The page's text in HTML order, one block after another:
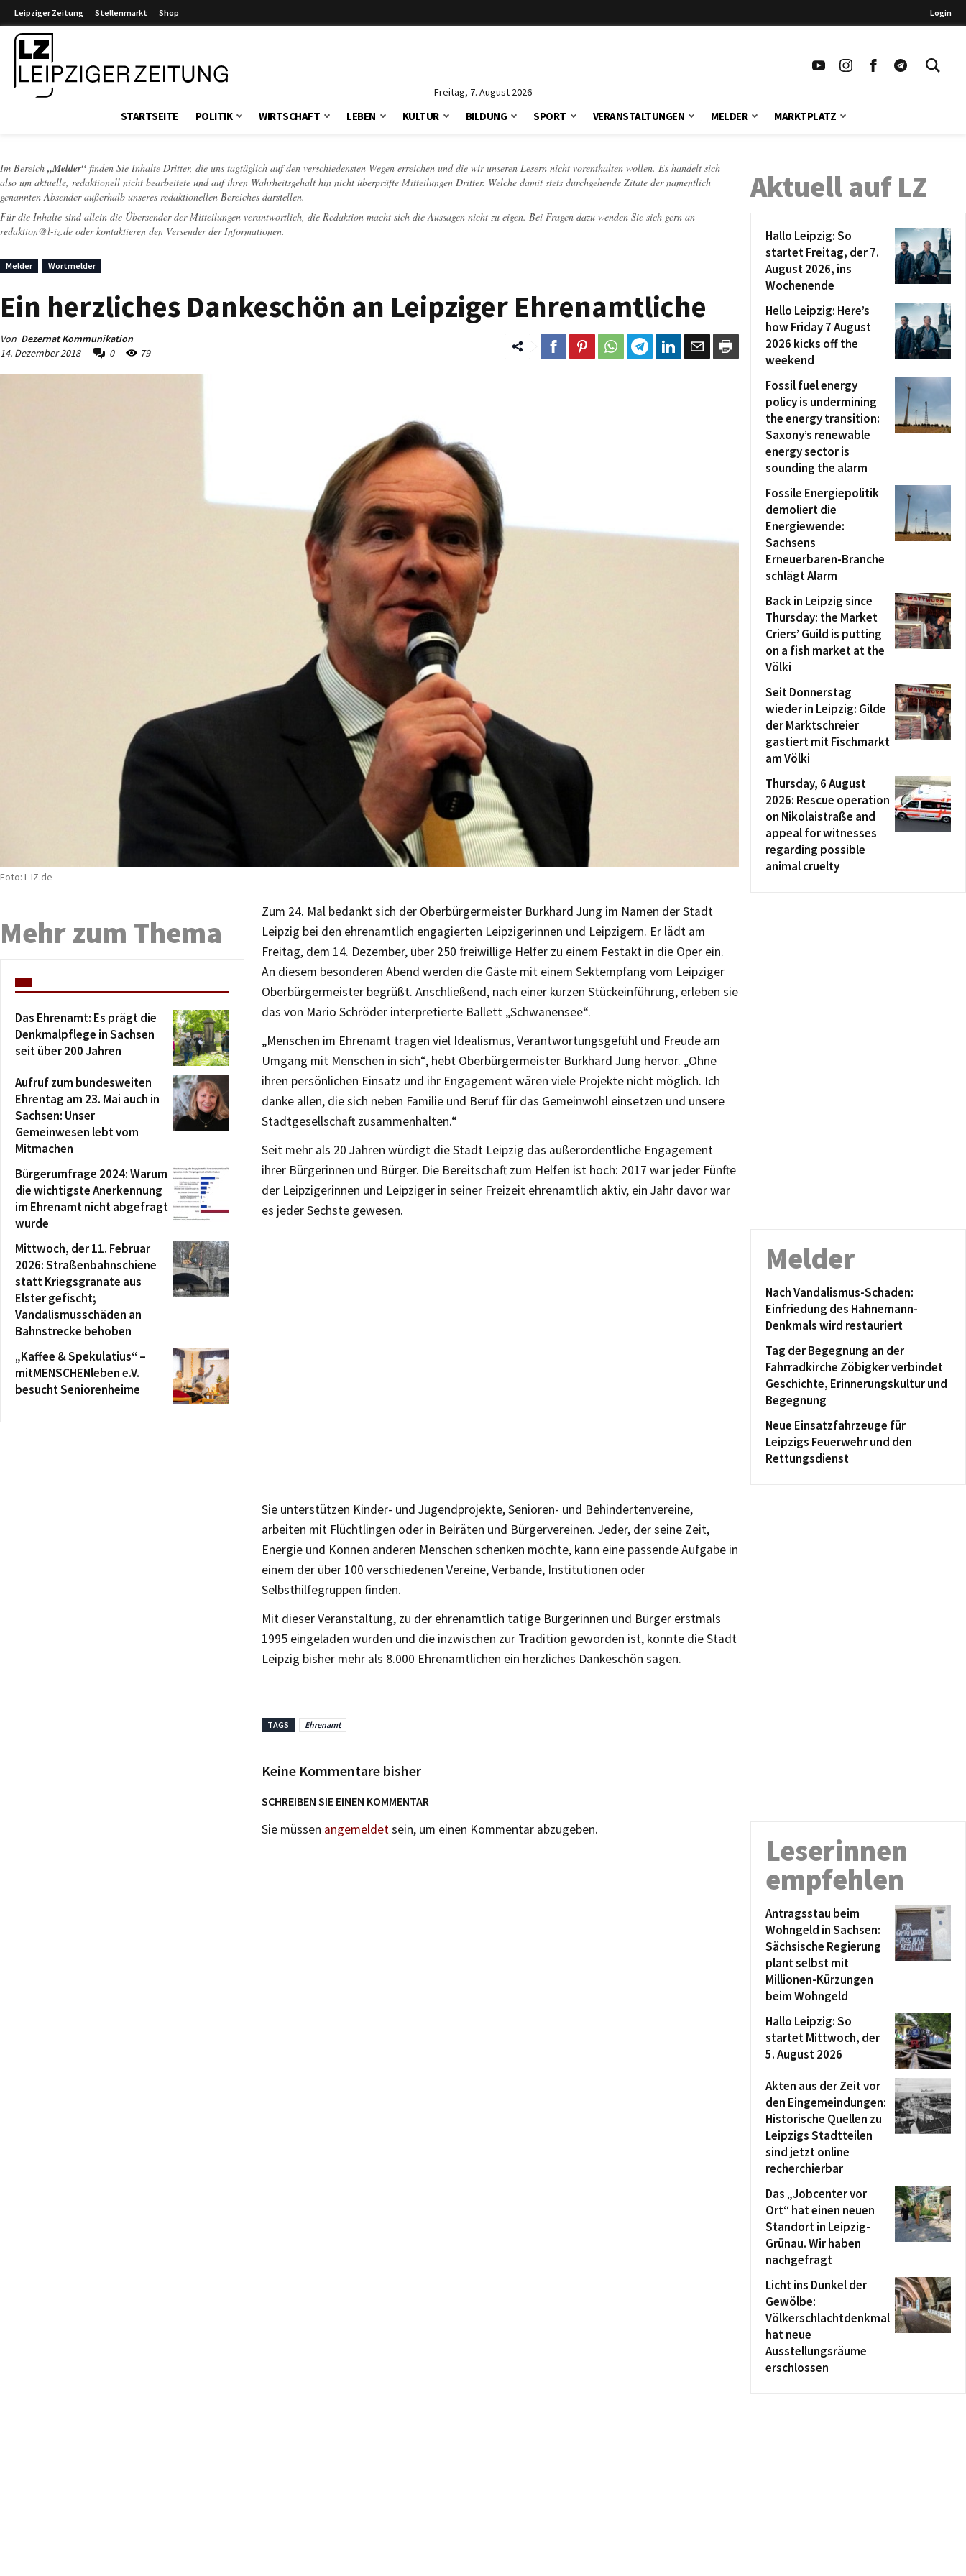
Leipziger Zeitung Stellenmarkt Shop Login
Freitag, 7. August 2026
STARTSEITE POLITIK WIRTSCHAFT LEBEN KULTUR BILDUNG SPORT VERANSTALTUNGEN MELDER MARKTPLATZ
Im Bereich „Melder“ finden Sie Inhalte Dritter, die uns tagtäglich auf den verschiedensten Wegen erreichen und die wir unseren Lesern nicht vorenthalten wollen. Es handelt sich
also um aktuelle, redaktionell nicht bearbeitete und auf ihren Wahrheitsgehalt hin nicht überprüfte Mitteilungen Dritter. Welche damit stets durchgehende Zitate der namentlich
genannten Absender außerhalb unseres redaktionellen Bereiches darstellen.
Für die Inhalte sind allein die Übersender der Mitteilungen verantwortlich, die Redaktion macht sich die Aussagen nicht zu eigen. Bei Fragen dazu wenden Sie sich gern an
redaktion@l-iz.de oder kontaktieren den Versender der Informationen.
Melder Wortmelder
Ein herzliches Dankeschön an Leipziger Ehrenamtliche
Von Dezernat Kommunikation
14. Dezember 2018
0 79
Foto: L-IZ.de
Zum 24. Mal bedankt sich der Oberbürgermeister Burkhard Jung im Namen der Stadt
Leipzig bei den ehrenamtlich engagierten Leipzigerinnen und Leipzigern. Er lädt am
Freitag, dem 14. Dezember, über 250 freiwillige Helfer zu einem Festakt in die Oper ein.
An diesem besonderen Abend werden die Gäste mit einem Sektempfang vom Leipziger
Oberbürgermeister begrüßt. Anschließend, nach einer kurzen Stückeinführung, erleben sie
das von Mario Schröder interpretierte Ballett „Schwanensee“.
„Menschen im Ehrenamt tragen viel Idealismus, Verantwortungsgefühl und Freude am
Umgang mit Menschen in sich“, hebt Oberbürgermeister Burkhard Jung hervor. „Ohne
ihren persönlichen Einsatz und ihr Engagement wären viele Projekte nicht möglich. Ich
danke allen, die sich neben Familie und Beruf für das Gemeinwohl einsetzen und unsere
Stadtgesellschaft zusammenhalten.“
Seit mehr als 20 Jahren würdigt die Stadt Leipzig das außerordentliche Engagement
ihrer Bürgerinnen und Bürger. Die Bereitschaft zum Helfen ist hoch: 2017 war jeder Fünfte
der Leipzigerinnen und Leipziger in seiner Freizeit ehrenamtlich aktiv, ein Jahr davor war
es jeder Sechste gewesen.
Sie unterstützen Kinder- und Jugendprojekte, Senioren- und Behindertenvereine,
arbeiten mit Flüchtlingen oder in Beiräten und Bürgervereinen. Jeder, der seine Zeit,
Energie und Können anderen Menschen schenken möchte, kann eine passende Aufgabe in
einem der über 100 verschiedenen Vereine, Verbände, Institutionen oder
Selbsthilfegruppen finden.
Mit dieser Veranstaltung, zu der ehrenamtlich tätige Bürgerinnen und Bürger erstmals
1995 eingeladen wurden und die inzwischen zur Tradition geworden ist, konnte die Stadt
Leipzig bisher mehr als 8.000 Ehrenamtlichen ein herzliches Dankeschön sagen.
TAGS Ehrenamt
Keine Kommentare bisher
SCHREIBEN SIE EINEN KOMMENTAR
Sie müssen angemeldetsein, um einen Kommentar abzugeben.
Mehr zum Thema
Das Ehrenamt: Es prägt die
Denkmalpflege in Sachsen
seit über 200 Jahren
Aufruf zum bundesweiten
Ehrentag am 23. Mai auch in
Sachsen: Unser
Gemeinwesen lebt vom
Mitmachen
Bürgerumfrage 2024: Warum
die wichtigste Anerkennung
im Ehrenamt nicht abgefragt
wurde
Mittwoch, der 11. Februar
2026: Straßenbahnschiene
statt Kriegsgranate aus
Elster gefischt;
Vandalismusschäden an
Bahnstrecke behoben
„Kaffee & Spekulatius“ –
mitMENSCHENleben e.V.
besucht Seniorenheime
Aktuell auf LZ
Hallo Leipzig: So
startet Freitag, der 7.
August 2026, ins
Wochenende
Hello Leipzig: Here’s
how Friday 7 August
2026 kicks off the
weekend
Fossil fuel energy
policy is undermining
the energy transition:
Saxony’s renewable
energy sector is
sounding the alarm
Fossile Energiepolitik
demoliert die
Energiewende:
Sachsens
Erneuerbaren-Branche
schlägt Alarm
Back in Leipzig since
Thursday: the Market
Criers’ Guild is putting
on a fish market at the
Völki
Seit Donnerstag
wieder in Leipzig: Gilde
der Marktschreier
gastiert mit Fischmarkt
am Völki
Thursday, 6 August
2026: Rescue operation
on Nikolaistraße and
appeal for witnesses
regarding possible
animal cruelty
Melder
Nach Vandalismus-Schaden:
Einfriedung des Hahnemann-
Denkmals wird restauriert
Tag der Begegnung an der
Fahrradkirche Zöbigker verbindet
Geschichte, Erinnerungskultur und
Begegnung
Neue Einsatzfahrzeuge für
Leipzigs Feuerwehr und den
Rettungsdienst
Leserinnen
empfehlen
Antragsstau beim
Wohngeld in Sachsen:
Sächsische Regierung
plant selbst mit
Millionen-Kürzungen
beim Wohngeld
Hallo Leipzig: So
startet Mittwoch, der
5. August 2026
Akten aus der Zeit vor
den Eingemeindungen:
Historische Quellen zu
Leipzigs Stadtteilen
sind jetzt online
recherchierbar
Das „Jobcenter vor
Ort“ hat einen neuen
Standort in Leipzig-
Grünau. Wir haben
nachgefragt
Licht ins Dunkel der
Gewölbe:
Völkerschlachtdenkmal
hat neue
Ausstellungsräume
erschlossen